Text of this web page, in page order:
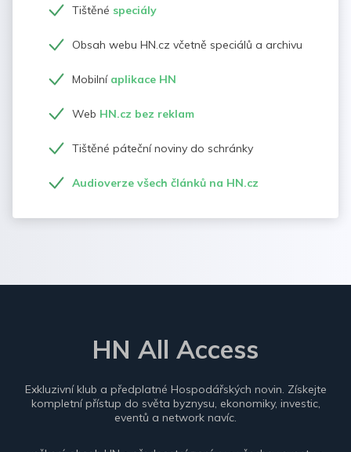
Tištěné speciály
Obsah webu HN.cz včetně speciálů a archivu
Mobilní aplikace HN
Web HN.cz bez reklam
Tištěné páteční noviny do schránky
Audioverze všech článků na HN.cz
HN All Access
Exkluzivní klub a předplatné Hospodářských novin. Získejte
kompletní přístup do světa byznysu, ekonomiky, investic,
eventů a network navíc.